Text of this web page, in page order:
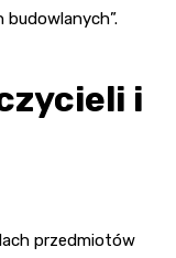
i
przedmiotów